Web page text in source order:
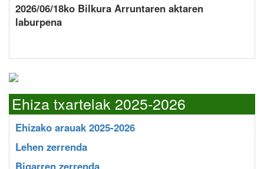
2026/06/18ko Bilkura Arruntaren aktaren
laburpena
Ehiza txartelak 2025-2026
Ehizako arauak 2025-2026
Lehen zerrenda
Bigarren zerrenda